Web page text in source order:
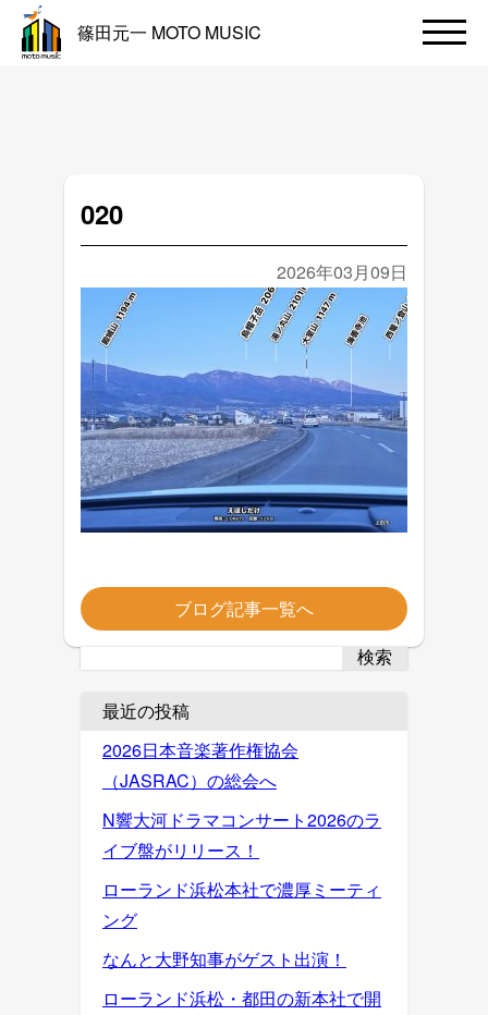
篠田元一 MOTO MUSIC
020
2026年03月09日
ブログ記事一覧へ
検索
最近の投稿
2026日本音楽著作権協会
（JASRAC）の総会へ
N響大河ドラマコンサート2026のラ
イブ盤がリリース！
ローランド浜松本社で濃厚ミーティ
ング
なんと大野知事がゲスト出演！
ローランド浜松・都田の新本社で開